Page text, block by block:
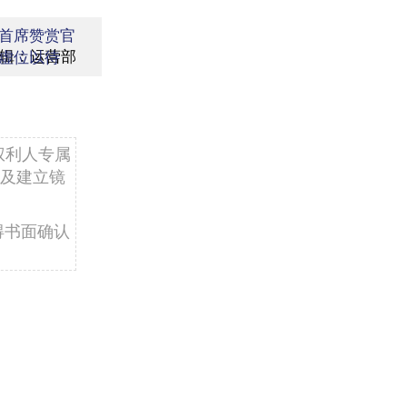
：运营部
席赞赏官
位以待
人专属
建立镜
书面确认